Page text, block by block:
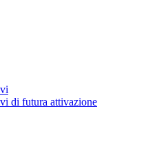
di futura attivazione